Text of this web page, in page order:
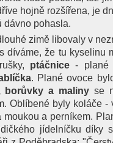
hojně rozšířena, je
dávno pohasla.
zimě libovaly v
díváme, že tu kyselinu
ptáčnice - plané
. Plané ovoce
borůvky a maliny se
Oblíbené byly koláče -
a perníkem.
jídelníčku díky